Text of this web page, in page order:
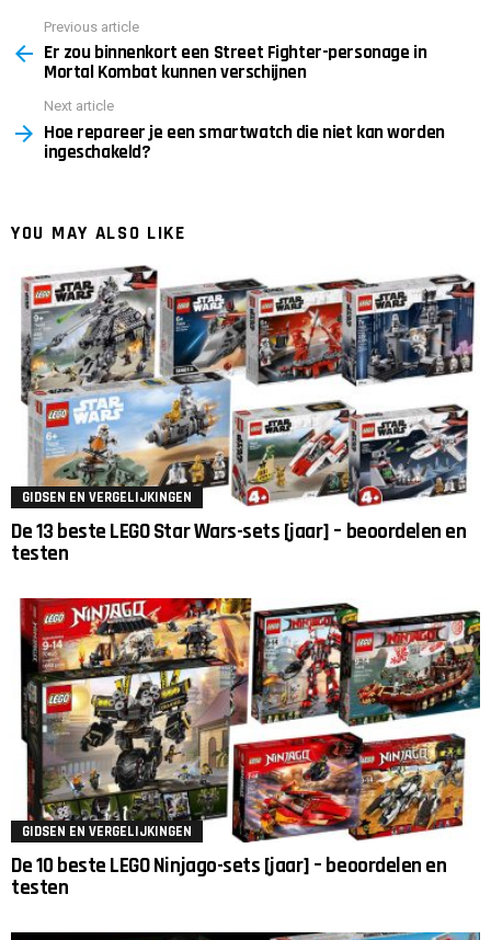
more
Previous article
Er zou binnenkort een Street Fighter-personage in
Mortal Kombat kunnen verschijnen
Next article
Hoe repareer je een smartwatch die niet kan worden
ingeschakeld?
YOU MAY ALSO LIKE
GIDSEN EN VERGELIJKINGEN
De 13 beste LEGO Star Wars-sets [jaar] – beoordelen en
testen
GIDSEN EN VERGELIJKINGEN
De 10 beste LEGO Ninjago-sets [jaar] – beoordelen en
testen